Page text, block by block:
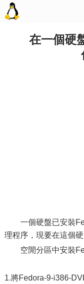
在一個硬
一個硬盤已安裝
理程序，現要在這個
空閒分區中安裝
1.將Fedora-9-i386-